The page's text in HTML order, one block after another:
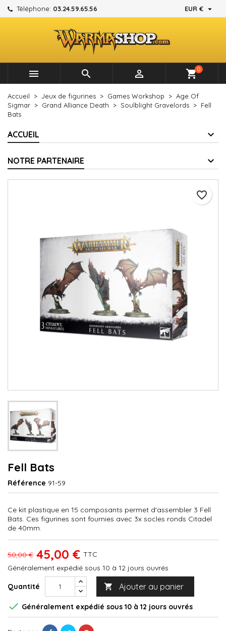
Téléphone: 03.24.59.65.56 EUR € 
   shopping_cart0
Accueil Jeux de figurines Games Workshop
Age Of
Sigmar
Grand Alliance Death Soulblight Gravelords
Fell
Bats
ACCUEIL
NOTRE PARTENAIRE
Fell Bats
Référence 91-59
Ce kit plastique en 15 composants permet d'assembler 3 Fell
Bats. Ces figurines sont fournies avec 3x socles ronds Citadel
de 40mm.
50,00 € 45,00 € TTC
Généralement expédié sous 10 à 12 jours ouvrés
Quantité  Ajouter au panier
favorite_border
 Généralement expédié sous 10 à 12 jours ouvrés
Mes listes d'envies ×
Créer une nouvelle liste
Créer une liste d'envies ×
Nom de la liste d'envies
Annuler Créer une liste d'envies
Connexion ×
Vous devez être connecté pour ajouter des produits à
votre liste d'envies.